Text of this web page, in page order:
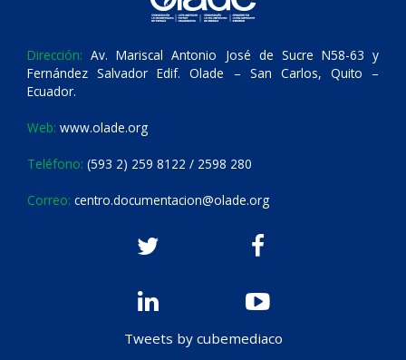
Dirección: Av. Mariscal Antonio José de Sucre N58-63 y
Fernández Salvador Edif. Olade – San Carlos, Quito –
Ecuador.
Web: www.olade.org
Teléfono: (593 2) 259 8122 / 2598 280
Correo: centro.documentacion@olade.org
Tweets by cubemediaco